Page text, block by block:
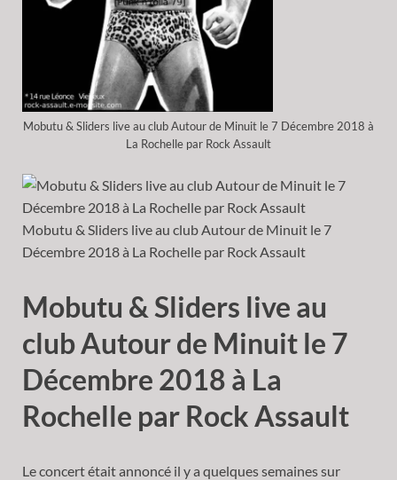
Mobutu & Sliders live au club Autour de Minuit le 7 Décembre 2018 à
La Rochelle par Rock Assault
Mobutu & Sliders live au club Autour de Minuit le 7
Décembre 2018 à La Rochelle par Rock Assault
Mobutu & Sliders live au
club Autour de Minuit le 7
Décembre 2018 à La
Rochelle par Rock Assault
Le concert était annoncé il y a quelques semaines sur